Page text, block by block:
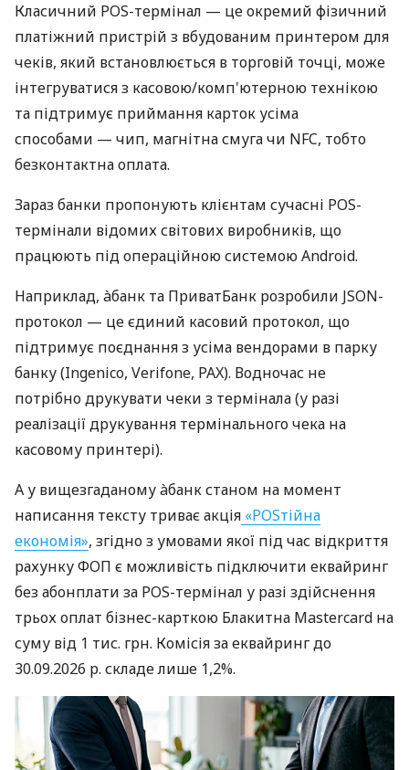
Класичний POS-термінал — це окремий фізичний
платіжний пристрій з вбудованим принтером для
чеків, який встановлюється в торговій точці, може
інтегруватися з касовою/комп'ютерною технікою
та підтримує приймання карток усіма
способами — чип, магнітна смуга чи NFC, тобто
безконтактна оплата.
Зараз банки пропонують клієнтам сучасні POS-
термінали відомих світових виробників, що
працюють під операційною системою Android.
Наприклад, àбанк та ПриватБанк розробили JSON-
протокол — це єдиний касовий протокол, що
підтримує поєднання з усіма вендорами в парку
банку (Ingenico, Verifone, PAX). Водночас не
потрібно друкувати чеки з термінала (у разі
реалізації друкування термінального чека на
касовому принтері).
А у вищезгаданому àбанк станом на момент
написання тексту триває акція «POSтійна
економія», згідно з умовами якої під час відкриття
рахунку ФОП є можливість підключити еквайринг
без абонплати за POS-термінал у разі здійснення
трьох оплат бізнес-карткою Блакитна Mastercard на
суму від 1 тис. грн. Комісія за еквайринг до
30.09.2026 р. складе лише 1,2%.